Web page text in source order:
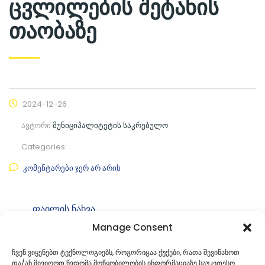
Manage Consent
ჩვენ ვიყენებთ ტექნოლოგიებს, როგორიცაა ქუქები, რათა შევინახოთ
და/ან მივიღოთ წვდომა მოწყობილობის ინფორმაციაზე საუკეთესო
ცვლილების შეტანის
თაობაზე
2024-12-26
ავტორი მუნიციპალიტეტის საკრებულო
Categories:
კომენტარები ჯერ არ არის
ფაილის ნახვა
კატეგორიასაკრებულოს დადგენილებები